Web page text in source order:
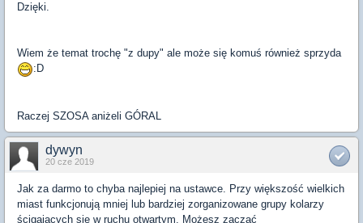
Dzięki.
Wiem że temat trochę "z dupy" ale może się komuś również sprzyda
:D
Raczej SZOSA aniżeli GÓRAL
dywyn
20 cze 2019
Jak za darmo to chyba najlepiej na ustawce. Przy większość wielkich
miast funkcjonują mniej lub bardziej zorganizowane grupy kolarzy
ścigających się w ruchu otwartym. Możesz zacząć